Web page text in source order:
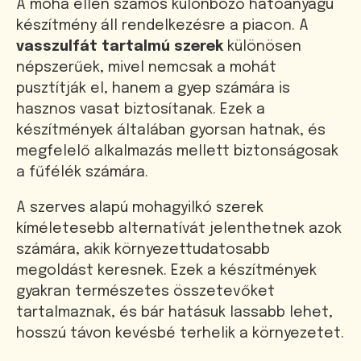
A moha ellen számos különböző hatóanyagú
készítmény áll rendelkezésre a piacon. A
vasszulfát tartalmú szerek különösen
népszerűek, mivel nemcsak a mohát
pusztítják el, hanem a gyep számára is
hasznos vasat biztosítanak. Ezek a
készítmények általában gyorsan hatnak, és
megfelelő alkalmazás mellett biztonságosak
a fűfélék számára.
A szerves alapú mohagyilkó szerek
kíméletesebb alternatívát jelenthetnek azok
számára, akik környezettudatosabb
megoldást keresnek. Ezek a készítmények
gyakran természetes összetevőket
tartalmaznak, és bár hatásuk lassabb lehet,
hosszú távon kevésbé terhelik a környezetet.